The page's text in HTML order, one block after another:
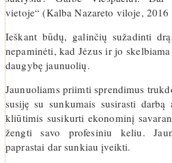
vietoje“ (Kalba Nazareto viloje, 2016
Ieškant būdų, galinčių sužadinti
nepaminėti, kad Jėzus ir jo
daugybę jaunuolių.
Jaunuoliams priimti sprendimus
susiję su sunkumais susirasti
kliūtimis susikurti ekonominį
žengti savo profesiniu keliu.
paprastai dar sunkiau įveikti.